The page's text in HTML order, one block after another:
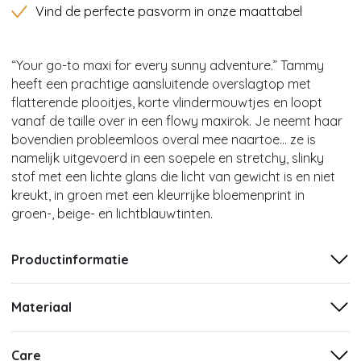
Vind de perfecte pasvorm in onze maattabel
“Your go-to maxi for every sunny adventure.” Tammy
heeft een prachtige aansluitende overslagtop met
flatterende plooitjes, korte vlindermouwtjes en loopt
vanaf de taille over in een flowy maxirok. Je neemt haar
bovendien probleemloos overal mee naartoe… ze is
namelijk uitgevoerd in een soepele en stretchy, slinky
stof met een lichte glans die licht van gewicht is en niet
kreukt, in groen met een kleurrijke bloemenprint in
groen-, beige- en lichtblauwtinten.
Productinformatie
Materiaal
Care